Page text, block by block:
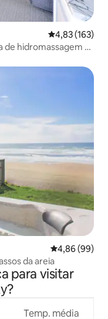
4,83 de uma
4,83 (163)
de hidromassagem e
4,86 de uma
4,86 (99)
da areia
para visitar
Temp. média